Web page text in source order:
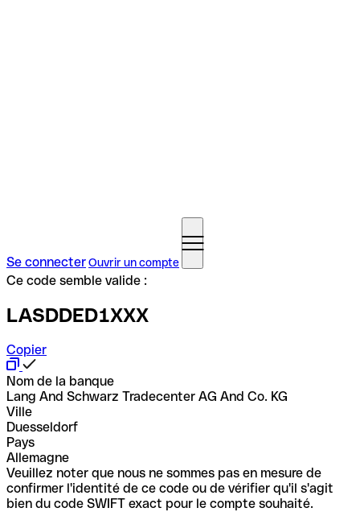
Se connecterOuvrir un compte
Ce code semble valide :
LASDDED1XXX
Copier
Nom de la banque
Lang And Schwarz Tradecenter AG And Co. KG
Ville
Duesseldorf
Pays
Allemagne
Veuillez noter que nous ne sommes pas en mesure de
confirmer l'identité de ce code ou de vérifier qu'il s'agit
bien du code SWIFT exact pour le compte souhaité.